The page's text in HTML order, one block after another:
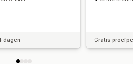
dagen Gratis